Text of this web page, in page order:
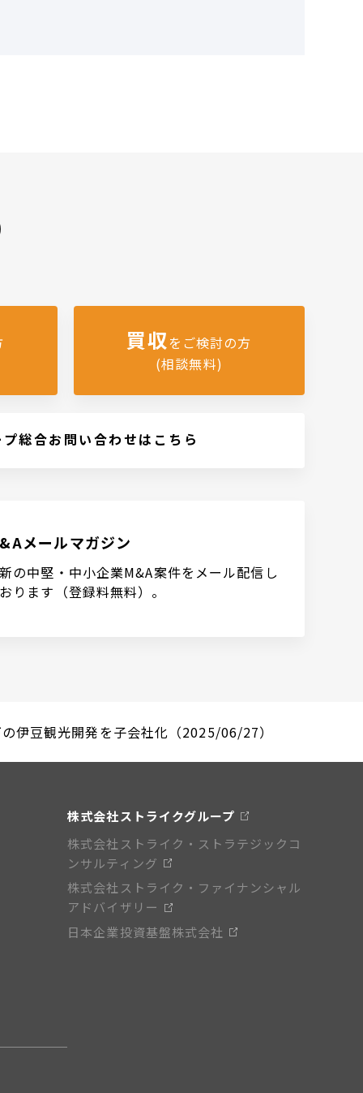
買収をご検討の方
(相談無料)
総合お問い合わせはこちら
メールマガジン
の中堅・中小企業M&A案件をメール配信し
ります（登録料無料）。
伊豆観光開発を子会社化（2025/06/27）
株式会社ストライクグループ
株式会社ストライク・ストラテジックコ
ンサルティング
株式会社ストライク・ファイナンシャル
アドバイザリー
日本企業投資基盤株式会社